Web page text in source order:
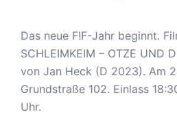
Das neue F!F-Jahr beginnt.
SCHLEIMKEIM – OTZE UND
von Jan Heck (D 2023). Am
Grundstraße 102. Einlass
Uhr.